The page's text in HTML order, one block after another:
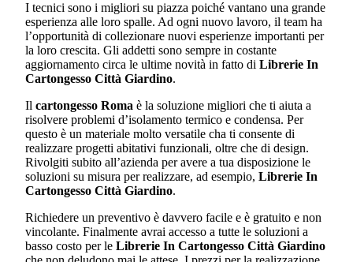
I tecnici sono i migliori su piazza poiché vantano una grande
esperienza alle loro spalle. Ad ogni nuovo lavoro, il team ha
l’opportunità di collezionare nuovi esperienze importanti per
la loro crescita. Gli addetti sono sempre in costante
aggiornamento circa le ultime novità in fatto di Librerie In
Cartongesso Città Giardino.
Il cartongesso Roma è la soluzione migliori che ti aiuta a
risolvere problemi d’isolamento termico e condensa. Per
questo è un materiale molto versatile cha ti consente di
realizzare progetti abitativi funzionali, oltre che di design.
Rivolgiti subito all’azienda per avere a tua disposizione le
soluzioni su misura per realizzare, ad esempio, Librerie In
Cartongesso Città Giardino.
Richiedere un preventivo è davvero facile e è gratuito e non
vincolante. Finalmente avrai accesso a tutte le soluzioni a
basso costo per le Librerie In Cartongesso Città Giardino